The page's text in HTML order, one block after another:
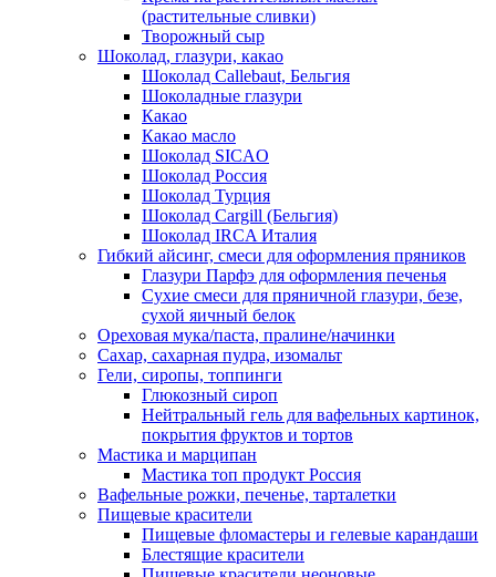
(растительные сливки)
Творожный сыр
Шоколад, глазури, какао
Шоколад Callebaut, Бельгия
Шоколадные глазури
Какао
Какао масло
Шоколад SICAO
Шоколад Россия
Шоколад Турция
Шоколад Cargill (Бельгия)
Шоколад IRCA Италия
Гибкий айсинг, смеси для оформления пряников
Глазури Парфэ для оформления печенья
Сухие смеси для пряничной глазури, безе,
сухой яичный белок
Ореховая мука/паста, пралине/начинки
Сахар, сахарная пудра, изомальт
Гели, сиропы, топпинги
Глюкозный сироп
Нейтральный гель для вафельных картинок,
покрытия фруктов и тортов
Мастика и марципан
Мастика топ продукт Россия
Вафельные рожки, печенье, тарталетки
Пищевые красители
Пищевые фломастеры и гелевые карандаши
Блестящие красители